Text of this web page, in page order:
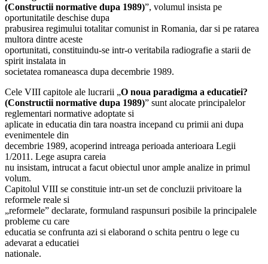
(Constructii normative dupa 1989)”, volumul insista pe
oportunitatile deschise dupa
prabusirea regimului totalitar comunist in Romania, dar si pe ratarea
multora dintre aceste
oportunitati, constituindu-se intr-o veritabila radiografie a starii de
spirit instalata in
societatea romaneasca dupa decembrie 1989.
Cele VIII capitole ale lucrarii „O noua paradigma a educatiei?
(Constructii normative dupa 1989)” sunt alocate principalelor
reglementari normative adoptate si
aplicate in educatia din tara noastra incepand cu primii ani dupa
evenimentele din
decembrie 1989, acoperind intreaga perioada anterioara Legii
1/2011. Lege asupra careia
nu insistam, intrucat a facut obiectul unor ample analize in primul
volum.
Capitolul VIII se constituie intr-un set de concluzii privitoare la
reformele reale si
„reformele” declarate, formuland raspunsuri posibile la principalele
probleme cu care
educatia se confrunta azi si elaborand o schita pentru o lege cu
adevarat a educatiei
nationale.